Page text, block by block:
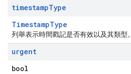
timestampType
TimestampType
列舉表示時間戳記是否有效以及其類型。
urgent
bool